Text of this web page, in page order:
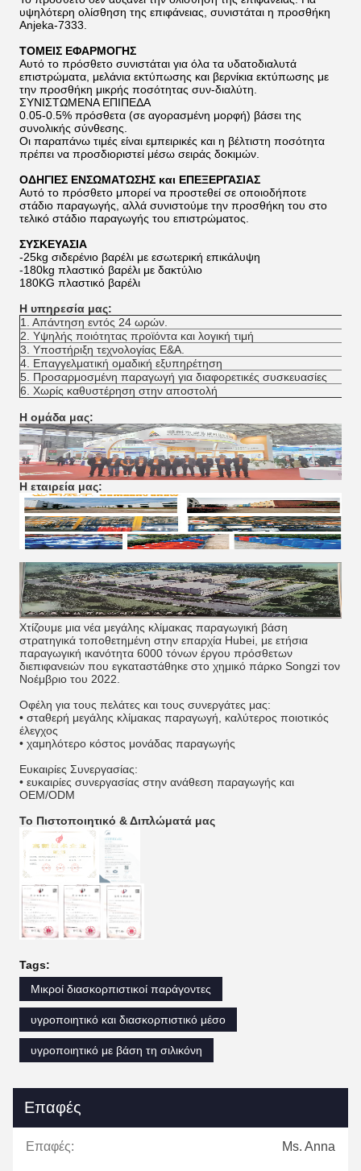
υψηλότερη ολίσθηση της επιφάνειας, συνιστάται η προσθήκη
Anjeka-7333.
ΤΟΜΕΙΣ ΕΦΑΡΜΟΓΗΣ
Αυτό το πρόσθετο συνιστάται για όλα τα υδατοδιαλυτά
επιστρώματα, μελάνια εκτύπωσης και βερνίκια εκτύπωσης με
την προσθήκη μικρής ποσότητας συν-διαλύτη.
ΣΥΝΙΣΤΩΜΕΝΑ ΕΠΙΠΕΔΑ
0.05-0.5% πρόσθετα (σε αγορασμένη μορφή) βάσει της
συνολικής σύνθεσης.
Οι παραπάνω τιμές είναι εμπειρικές και η βέλτιστη ποσότητα
πρέπει να προσδιοριστεί μέσω σειράς δοκιμών.
ΟΔΗΓΙΕΣ ΕΝΣΩΜΑΤΩΣΗΣ και ΕΠΕΞΕΡΓΑΣΙΑΣ
Αυτό το πρόσθετο μπορεί να προστεθεί σε οποιοδήποτε
στάδιο παραγωγής, αλλά συνιστούμε την προσθήκη του στο
τελικό στάδιο παραγωγής του επιστρώματος.
ΣΥΣΚΕΥΑΣΙΑ
-25kg σιδερένιο βαρέλι με εσωτερική επικάλυψη
-180kg πλαστικό βαρέλι με δακτύλιο
180KG πλαστικό βαρέλι
Η υπηρεσία μας:
1. Απάντηση εντός 24 ωρών.
2. Υψηλής ποιότητας προϊόντα και λογική τιμή
3. Υποστήριξη τεχνολογίας Ε&Α.
4. Επαγγελματική ομαδική εξυπηρέτηση
5. Προσαρμοσμένη παραγωγή για διαφορετικές συσκευασίες
6. Χωρίς καθυστέρηση στην αποστολή
Η ομάδα μας:
Η εταιρεία μας:
Χτίζουμε μια νέα μεγάλης κλίμακας παραγωγική βάση
στρατηγικά τοποθετημένη στην επαρχία Hubei, με ετήσια
παραγωγική ικανότητα 6000 τόνων έργου πρόσθετων
διεπιφανειών που εγκαταστάθηκε στο χημικό πάρκο Songzi τον
Νοέμβριο του 2022.
Οφέλη για τους πελάτες και τους συνεργάτες μας:
• σταθερή μεγάλης κλίμακας παραγωγή, καλύτερος ποιοτικός
έλεγχος
• χαμηλότερο κόστος μονάδας παραγωγής
Ευκαιρίες Συνεργασίας:
• ευκαιρίες συνεργασίας στην ανάθεση παραγωγής και
OEM/ODM
Το Πιστοποιητικό & Διπλώματά μας
Tags:
Μικροί διασκορπιστικοί παράγοντες
υγροποιητικό και διασκορπιστικό μέσο
υγροποιητικό με βάση τη σιλικόνη
Επαφές
Επαφές: Ms. Anna